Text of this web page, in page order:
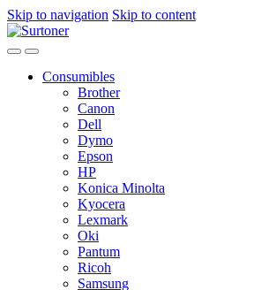
Skip to navigation Skip to content
Consumibles
Brother
Canon
Dell
Dymo
Epson
HP
Konica Minolta
Kyocera
Lexmark
Oki
Pantum
Ricoh
Samsung